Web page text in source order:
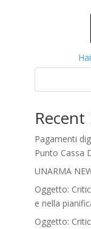
Recent
Pagamenti
Punto Cassa
UNARMA
Oggetto:
e nella
Oggetto: